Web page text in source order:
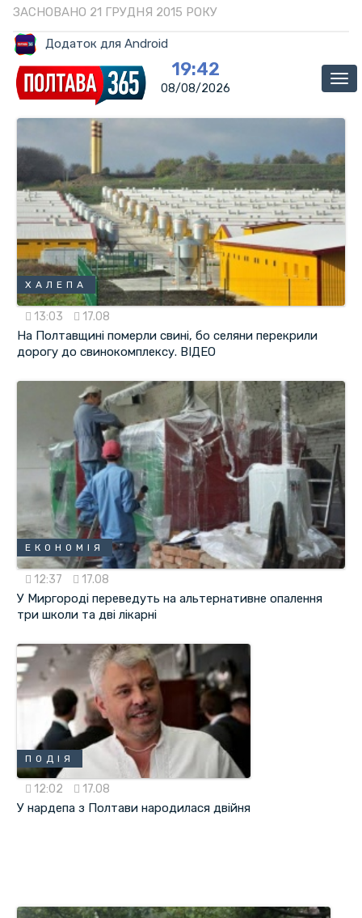
ЗАСНОВАНО 21 ГРУДНЯ 2015 РОКУ
Додаток для Android
19:42
08/08/2026
ХАЛЕПА
13:03 17.08
На Полтавщині померли свині, бо селяни перекрили
дорогу до свинокомплексу. ВІДЕО
ЕКОНОМІЯ
12:37 17.08
У Миргороді переведуть на альтернативне опалення
три школи та дві лікарні
ПОДІЯ
12:02 17.08
У нардепа з Полтави народилася двійня